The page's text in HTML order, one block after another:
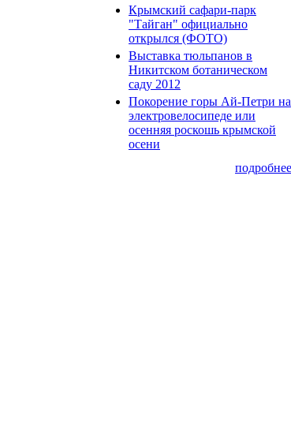
Крымский сафари-парк
"Тайган" официально
открылся (ФОТО)
Выставка тюльпанов в
Никитском ботаническом
саду 2012
Покорение горы Ай-Петри на
электровелосипеде или
осенняя роскошь крымской
осени
подробнее